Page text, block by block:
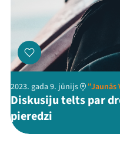
2023. gada 9. jūnijs
Diskusiju telts par
pieredzi